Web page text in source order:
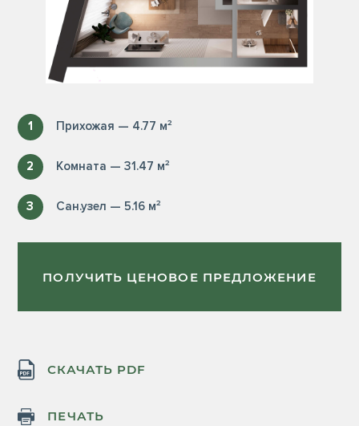
1 Прихожая — 4.77 м²
2 Комната — 31.47 м²
3 Сан.узел — 5.16 м²
ПОЛУЧИТЬ ЦЕНОВОЕ ПРЕДЛОЖЕНИЕ
СКАЧАТЬ PDF
ПЕЧАТЬ